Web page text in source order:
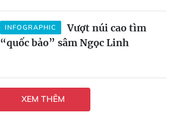
INFOGRAPHIC
Vượt núi cao tìm
“quốc bảo” sâm Ngọc Linh
XEM THÊM